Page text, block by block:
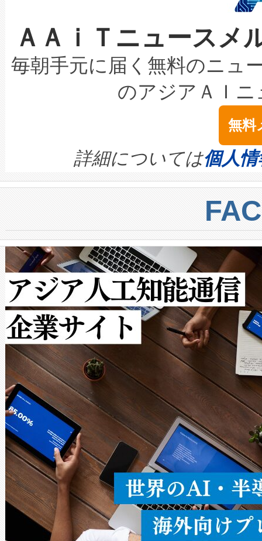
取得できる可能性もあります
設には、3億～4億ドルかか
最高経営責任者（CEO）であ
す。「当社のfully-connected
ームを利用すれば、6,000万
きます。この効率性は、フェ
限を超えて利用可能な電力容
持できるよう貢献します。こ
ービスレベル契約（SLA）違
テリー性能の劣化によるダウ
念は、現在データセンターが
ます。 Voltaiq provides a
quality and reliability for AI
BESS stack to ensure battery
centers. Voltaiqは、ai&のAI
からシステム統合、試運転、
クルの各段階のデータを監視
[…]
なレーザースポットにより、
な環境下でも豊かなディテー
キロメートル範囲を検出
LiDAR for Inspections,
は1535 nmレーザーを搭載。
イズの小径化を実現すること
す。ノーマルモードでは、
ートル先まで検出でき、これ
トに対して約600メートルに
では、反射率10％のターゲッ
で向上し、最大検知距離は
ットだけで最大1キロメート
ルの変電所周囲を監視でき、
作業と点群処理を簡素化でき
Avia 2は、2種類のFOVオプシ
× 80°のノーマルモード、長
ードを切り替えて使用するこ
ることなく、単一のデバイス
うにします。遠距離まで届く
密度なスキャ […]
ＡＡｉＴニュース
毎朝手元に届く無料のニュ
のアジアＡＩ
無料
詳細については個人